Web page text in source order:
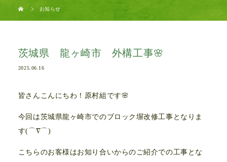
お知らせ
茨城県 龍ヶ崎市 外構工事🌸
2025.06.16
皆さんこんにちわ！原村組です🌸
今回は茨城県龍ヶ崎市でのブロック塀改修工事となりま
す(⌒∇⌒)
こちらのお客様はお知り合いからのご紹介での工事とな